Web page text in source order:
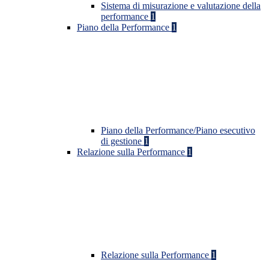
Sistema di misurazione e valutazione della
performance 1
Piano della Performance 1
Piano della Performance/Piano esecutivo
di gestione 1
Relazione sulla Performance 1
Relazione sulla Performance 1